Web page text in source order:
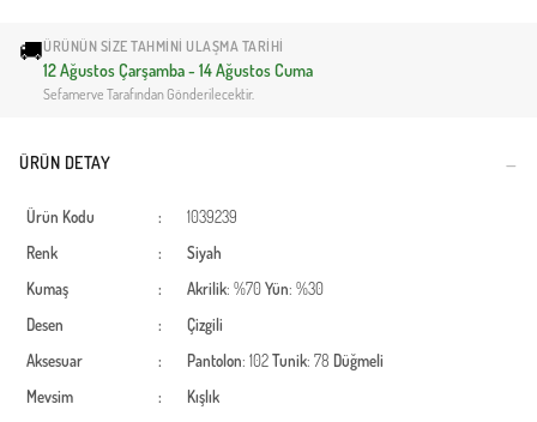
🚚ÜRÜNÜN SIZE TAHMINI ULAŞMA TARIHI
12 Ağustos Çarşamba - 14 Ağustos Cuma
Sefamerve Tarafından Gönderilecektir.
ÜRÜN DETAY
Ürün Kodu :
1039239
Renk
:
Siyah
Kumaş
: Akrilik: %70Yün: %30
Desen
:
Çizgili
Aksesuar
: Pantolon: 102Tunik: 78 Düğmeli
Mevsim
:
Kışlık